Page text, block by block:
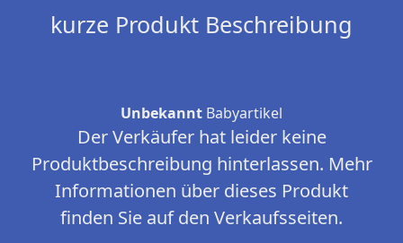
kurze Produkt Beschreibung
Unbekannt Babyartikel
Der Verkäufer hat leider keine
Produktbeschreibung hinterlassen. Mehr
Informationen über dieses Produkt
finden Sie auf den Verkaufsseiten.